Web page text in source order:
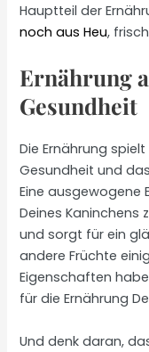
Hauptteil der
noch aus Heu,
Ernährung
Gesundheit
Die Ernährung
Gesundheit und
Eine ausgewogene
Deines Kaninchens
und sorgt für ein
andere Früchte
Eigenschaften
für die Ernährung
Und denk daran,